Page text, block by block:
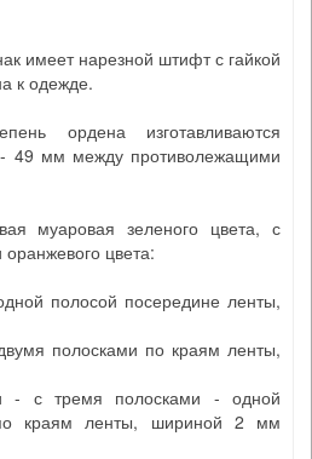
имеет нарезной штифт с гайкой
к одежде.
ордена изготавливаются
49 мм между противолежащими
муаровая зеленого цвета, с
цвета:
полосой посередине ленты,
полосками по краям ленты,
тремя полосками - одной
краям ленты, шириной 2 мм